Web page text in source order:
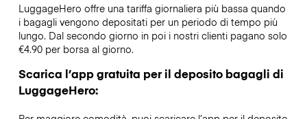
LuggageHero offre una tariffa giornaliera più bassa quando
i bagagli vengono depositati per un periodo di tempo più
lungo. Dal secondo giorno in poi i nostri clienti pagano solo
€4.90 per borsa al giorno.
Scarica l’app gratuita per il deposito bagagli di
LuggageHero: